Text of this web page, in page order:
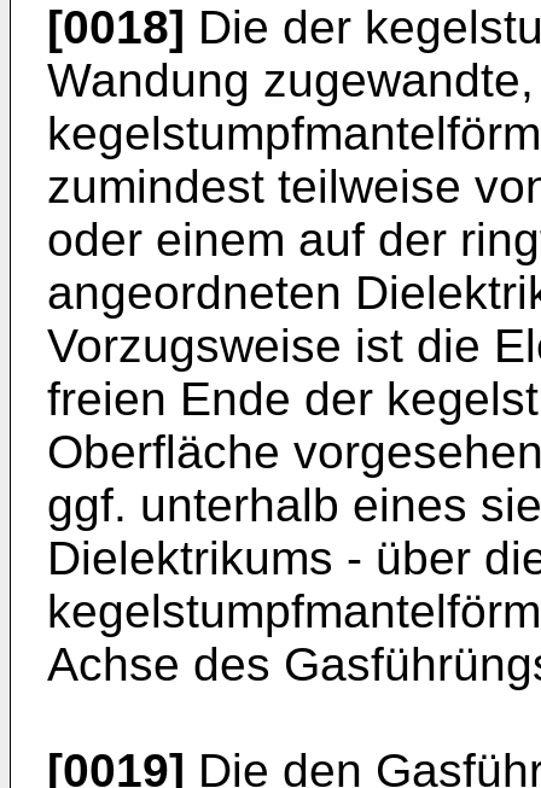
[0018] Die der
Wandung
zumindest teilweise
oder einem auf der
angeordneten
Vorzugsweise ist die
freien Ende der
Oberfläche
ggf. unterhalb eines
Dielektrikums - über
Achse des
[0019] Die den